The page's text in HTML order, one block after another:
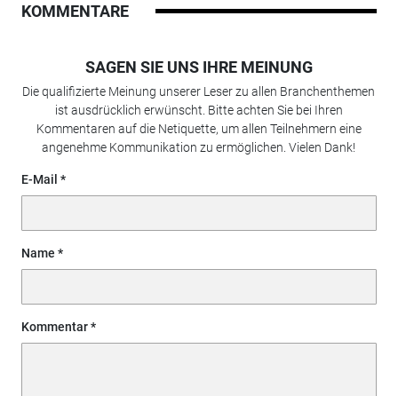
KOMMENTARE
SAGEN SIE UNS IHRE MEINUNG
Die qualifizierte Meinung unserer Leser zu allen Branchenthemen
ist ausdrücklich erwünscht. Bitte achten Sie bei Ihren
Kommentaren auf die Netiquette, um allen Teilnehmern eine
angenehme Kommunikation zu ermöglichen. Vielen Dank!
E-Mail
Name
Kommentar